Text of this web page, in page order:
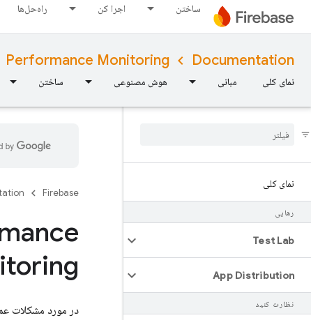
ساختن اجرا کن راه‌حل‌ها
Documentation
Performance Monitoring
نمای کلی مبانی هوش مصنوعی ساختن
نمای کلی
رهایی
Test Lab
App Distribution
نظارت کنید
Firebase
در مورد مشکلات